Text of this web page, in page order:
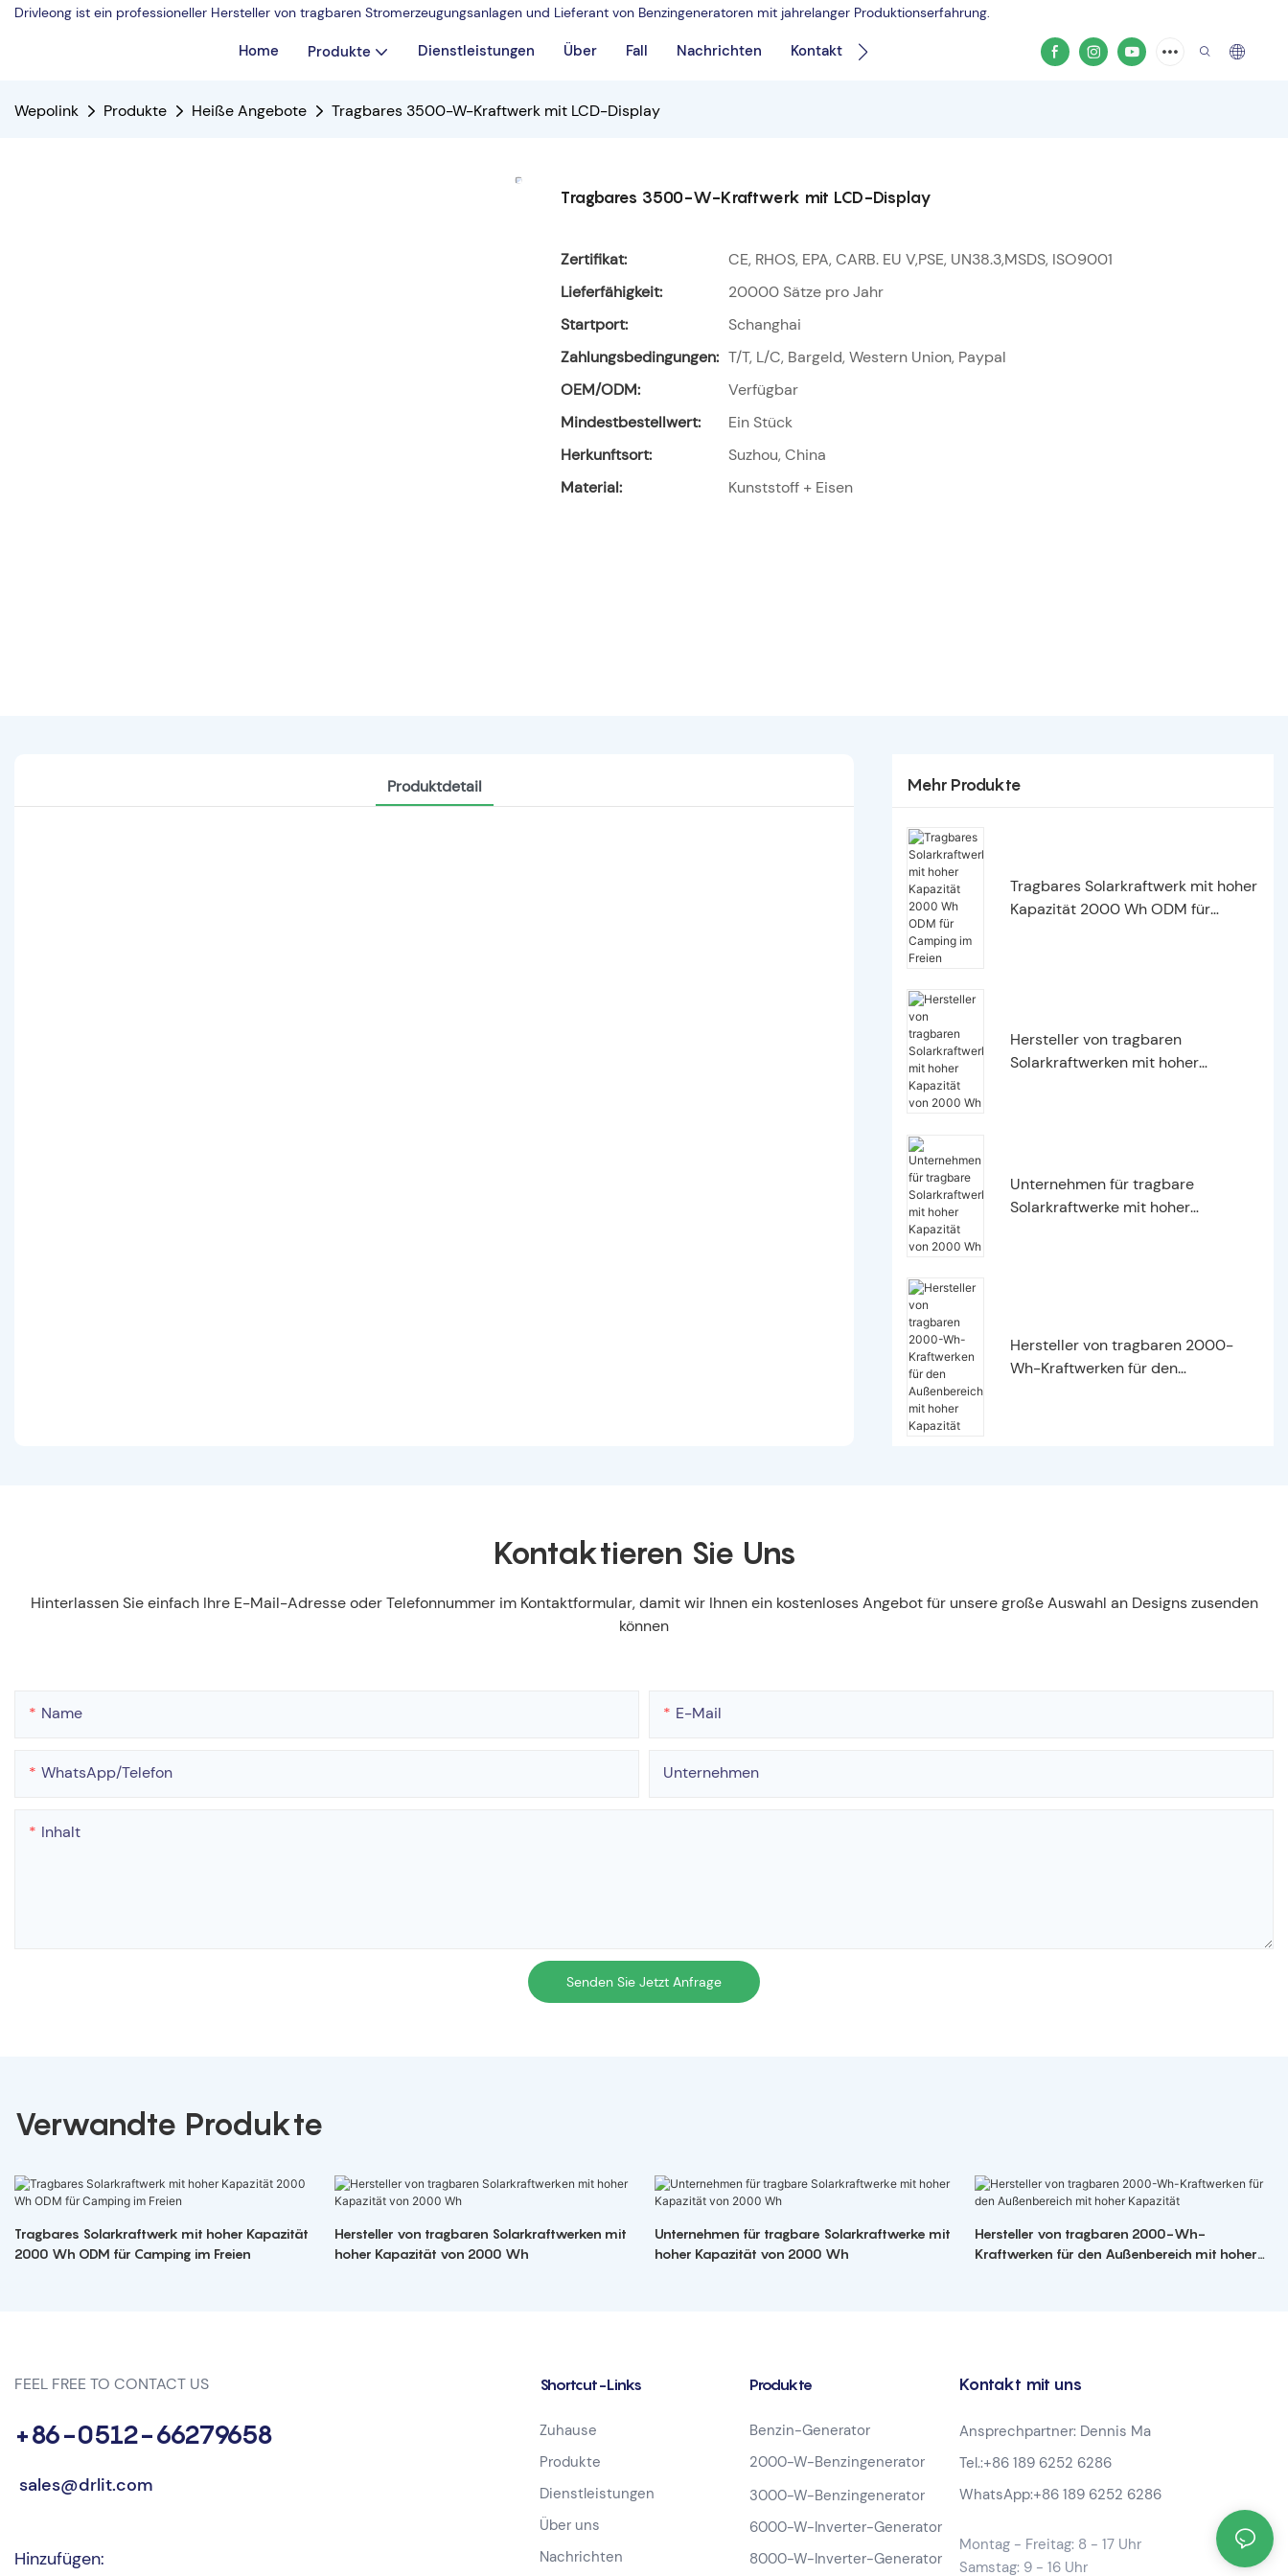
Drivleong ist ein professioneller Hersteller von tragbaren Stromerzeugungsanlagen und Lieferant von Benzingeneratoren mit jahrelanger Produktionserfahrung.
Home Produkte Dienstleistungen Über Fall Nachrichten Kontakt
Wepolink Produkte Heiße Angebote Tragbares 3500-W-Kraftwerk mit LCD-Display
Tragbares 3500-W-Kraftwerk mit LCD-Display
Zertifikat:
CE, RHOS, EPA, CARB. EU V,PSE, UN38.3,MSDS, ISO9001
Lieferfähigkeit:
20000 Sätze pro Jahr
Startport:
Schanghai
Zahlungsbedingungen: T/T, L/C, Bargeld, Western Union, Paypal
OEM/ODM:
Verfügbar
Mindestbestellwert:
Ein Stück
Herkunftsort:
Suzhou, China
Material:
Kunststoff + Eisen
Produktdetail Mehr Produkte
Tragbares Solarkraftwerk mit hoher
Kapazität 2000 Wh ODM für
Hersteller von tragbaren
Solarkraftwerken mit hoher
Unternehmen für tragbare
Solarkraftwerke mit hoher
Hersteller von tragbaren 2000-
Wh-Kraftwerken für den
Kontaktieren Sie Uns
Hinterlassen Sie einfach Ihre E-Mail-Adresse oder Telefonnummer im Kontaktformular, damit wir Ihnen ein kostenloses Angebot für unsere große Auswahl an Designs zusenden
können
Name E-Mail
WhatsApp/Telefon Unternehmen
Inhalt
Senden Sie Jetzt Anfrage
Verwandte Produkte
Tragbares Solarkraftwerk mit hoher Kapazität
2000 Wh ODM für Camping im Freien
Hersteller von tragbaren Solarkraftwerken mit
hoher Kapazität von 2000 Wh
Unternehmen für tragbare Solarkraftwerke mit
hoher Kapazität von 2000 Wh
Hersteller von tragbaren 2000-Wh-
Kraftwerken für den Außenbereich mit hoher
FEEL FREE TO CONTACT US
+86-0512-66279658
sales@drlit.com
Hinzufügen:
Shortcut-Links
Zuhause
Produkte
Dienstleistungen
Über uns
Nachrichten
Produkte
Benzin-Generator
2000-W-Benzingenerator
3000-W-Benzingenerator
6000-W-Inverter-Generator
8000-W-Inverter-Generator
Kontakt mit uns
Ansprechpartner: Dennis Ma
Tel.:+86 189 6252 6286
WhatsApp:+86 189 6252 6286
Montag - Freitag: 8 - 17 Uhr
Samstag: 9 - 16 Uhr